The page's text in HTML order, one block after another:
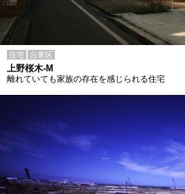
住宅 台東区
上野桜木-M
離れていても家族の存在を感じられる住宅